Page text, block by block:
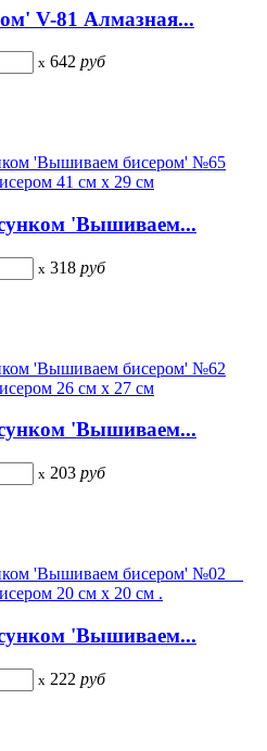
V-81 Алмазная...
x 642 руб
'Вышиваем...
x 318 руб
'Вышиваем...
x 203 руб
'Вышиваем...
x 222 руб